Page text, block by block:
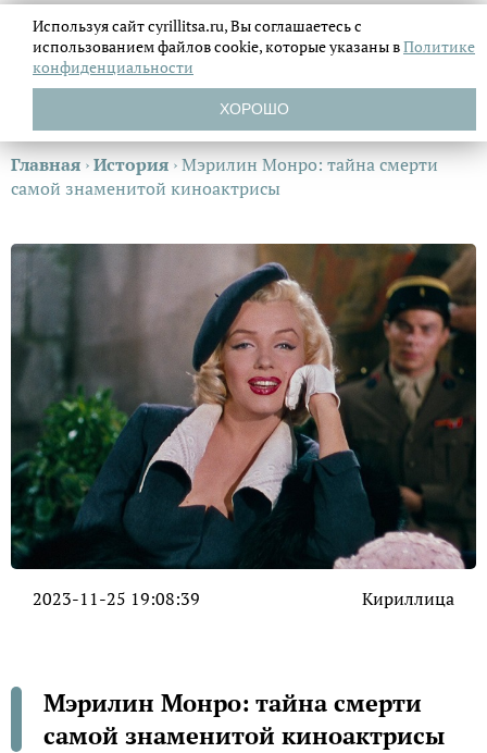
Главная ›История ›Мэрилин Монро: тайна смерти
самой знаменитой киноактрисы
2023-11-25 19:08:39 Кириллица
Мэрилин Монро: тайна смерти
самой знаменитой киноактрисы
Используя сайт cyrillitsa.ru, Вы соглашаетесь с
использованием файловcookie, которые указаны вПолитике
конфиденциальности
ХОРОШО